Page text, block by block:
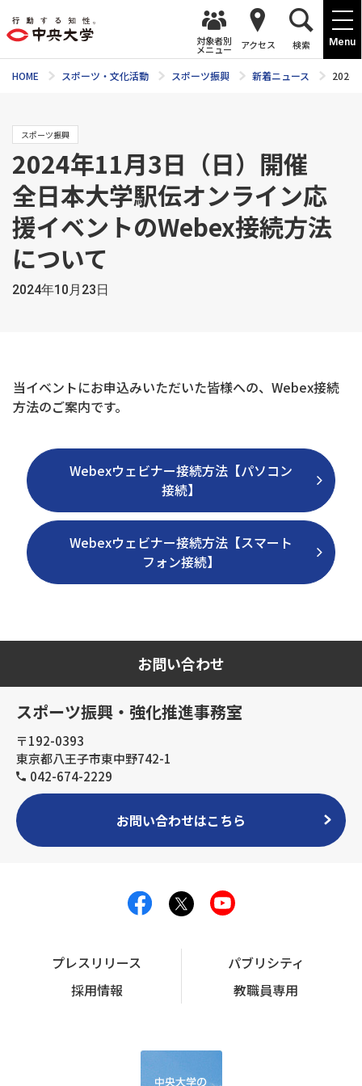
Menu
対象者別
メニュー アクセス 検索
HOME スポーツ・文化活動 スポーツ振興 新着ニュース 2024
スポーツ振興
2024年11月3日（日）開催
全日本大学駅伝オンライン応
援イベントのWebex接続方法
について
2024年10月23日
当イベントにお申込みいただいた皆様への、Webex接続
方法のご案内です。
Webexウェビナー接続方法【パソコン
接続】
Webexウェビナー接続方法【スマート
フォン接続】
お問い合わせ
スポーツ振興・強化推進事務室
〒192-0393
東京都八王子市東中野742-1
042-674-2229
お問い合わせはこちら
プレスリリース
パブリシティ
採用情報
教職員専用